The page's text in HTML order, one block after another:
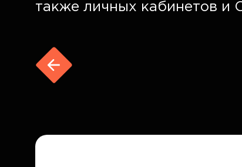
также личных кабинетов и